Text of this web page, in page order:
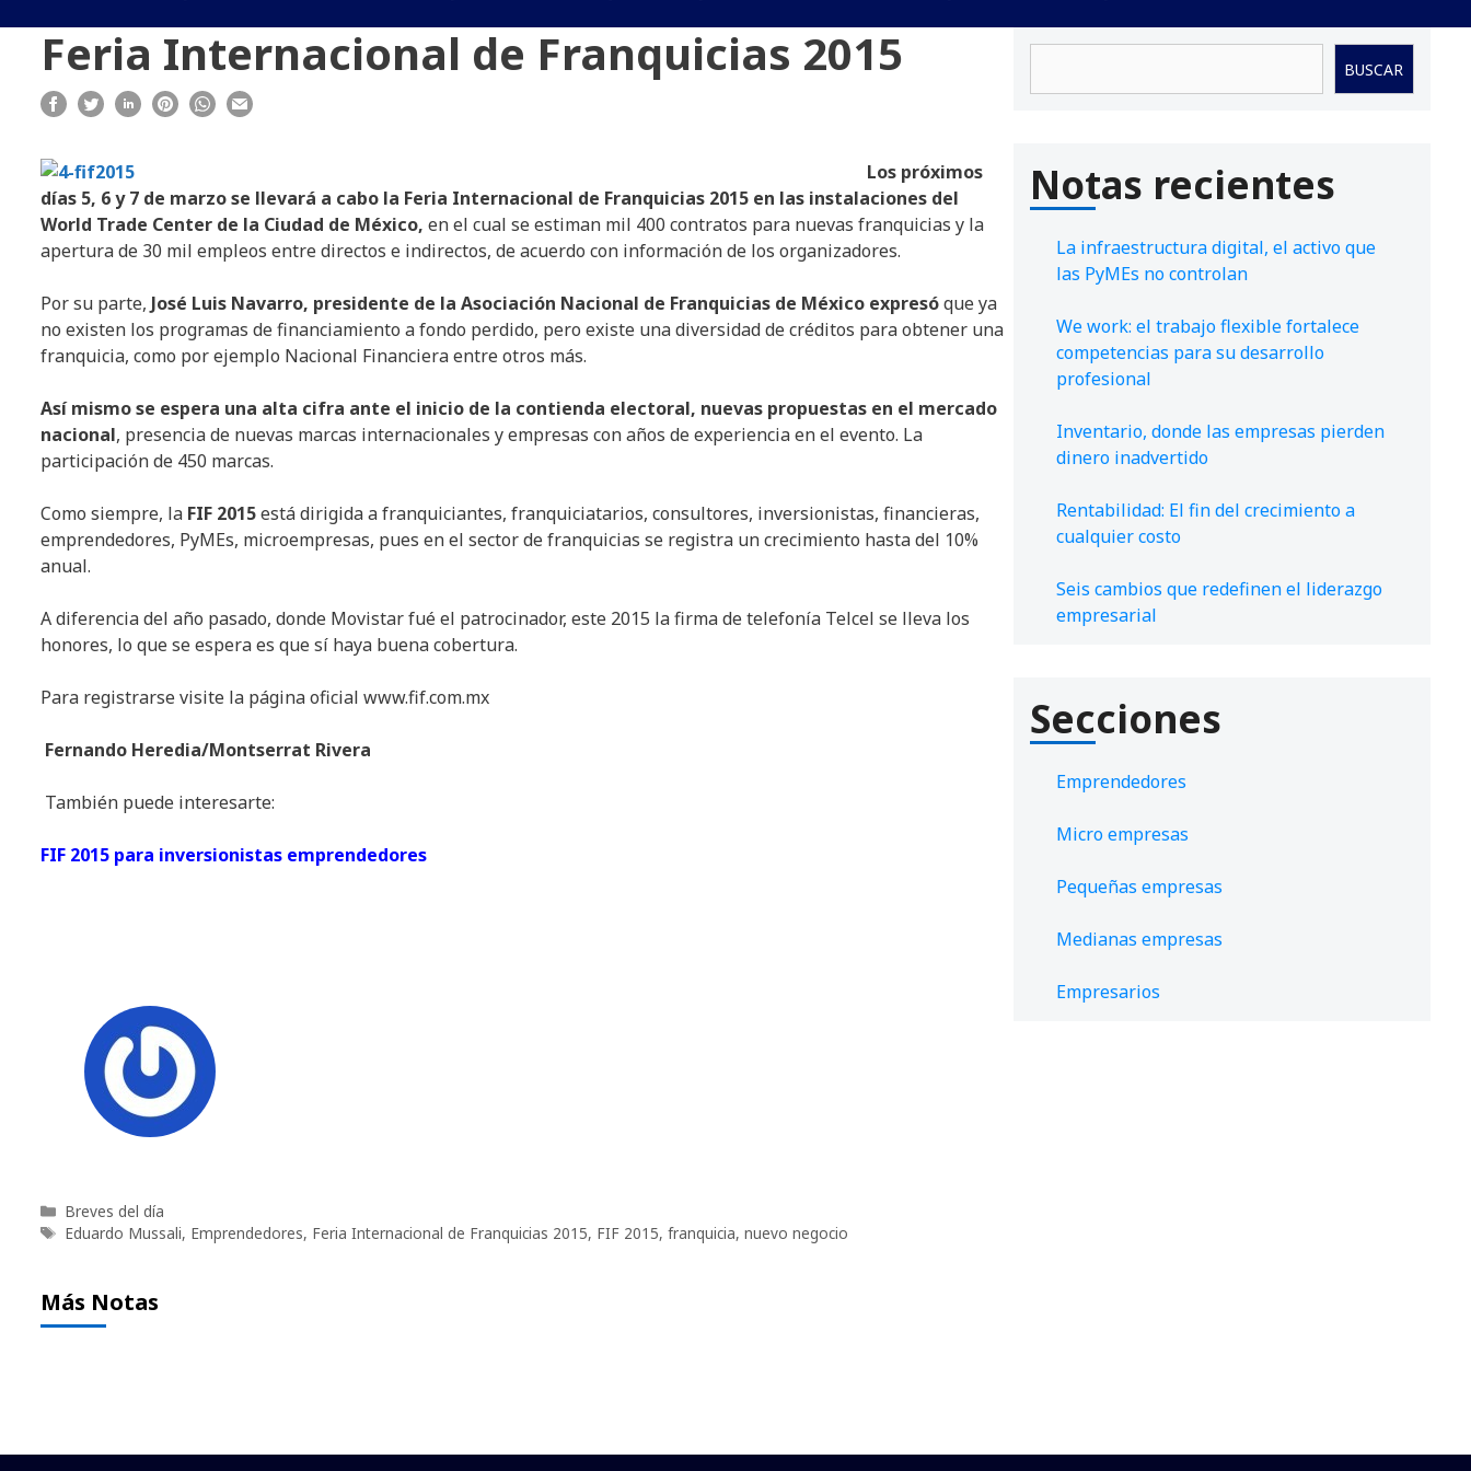
Feria Internacional de Franquicias 2015
Los próximos
días 5, 6 y 7 de marzo se llevará a cabo la Feria Internacional de Franquicias 2015 en las instalaciones del
World Trade Center de la Ciudad de México, en el cual se estiman mil 400 contratos para nuevas franquicias y la
apertura de 30 mil empleos entre directos e indirectos, de acuerdo con información de los organizadores.
Por su parte, José Luis Navarro, presidente de la Asociación Nacional de Franquicias de México expresóque ya
no existen los programas de financiamiento a fondo perdido, pero existe una diversidad de créditos para obtener una
franquicia, como por ejemplo Nacional Financiera entre otros más.
Así mismo se espera una alta cifra ante el inicio de la contienda electoral, nuevas propuestas en el mercado
nacional, presencia de nuevas marcas internacionales y empresas con años de experiencia en el evento. La
participación de 450 marcas.
Como siempre, la FIF 2015está dirigida a franquiciantes, franquiciatarios, consultores, inversionistas, financieras,
emprendedores, PyMEs, microempresas, pues en el sector de franquicias se registra un crecimiento hasta del 10%
anual.
A diferencia del año pasado, donde Movistar fué el patrocinador, este 2015 la firma de telefonía Telcel se lleva los
honores, lo que se espera es que sí haya buena cobertura.
Para registrarse visite la página oficial www.fif.com.mx
Fernando Heredia/Montserrat Rivera
También puede interesarte:
FIF 2015 para inversionistas emprendedores
Categorías
Breves del día
Etiquetas
Eduardo Mussali, Emprendedores, Feria Internacional de Franquicias 2015, FIF 2015, franquicia, nuevo negocio
Más Notas
BUSCAR
Notas recientes
La infraestructura digital, el activo que
las PyMEs no controlan
We work: el trabajo flexible fortalece
competencias para su desarrollo
profesional
Inventario, donde las empresas pierden
dinero inadvertido
Rentabilidad: El fin del crecimiento a
cualquier costo
Seis cambios que redefinen el liderazgo
empresarial
Secciones
Emprendedores
Micro empresas
Pequeñas empresas
Medianas empresas
Empresarios